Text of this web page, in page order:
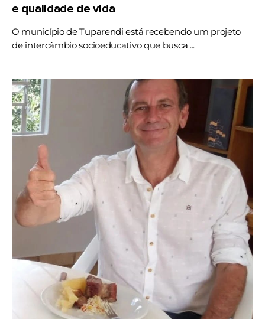
e qualidade de vida
O município de Tuparendi está recebendo um projeto
de intercâmbio socioeducativo que busca ...